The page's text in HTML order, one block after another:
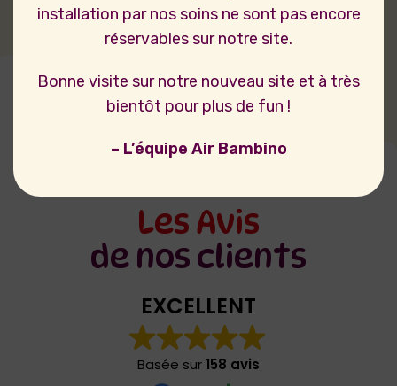
installation par nos soins ne sont pas encore
réservables sur notre site.
Bonne visite sur notre nouveau site et à très
bientôt pour plus de fun !
– L’équipe Air Bambino
Les Avis
de nos clients
EXCELLENT
Basée sur158 avis